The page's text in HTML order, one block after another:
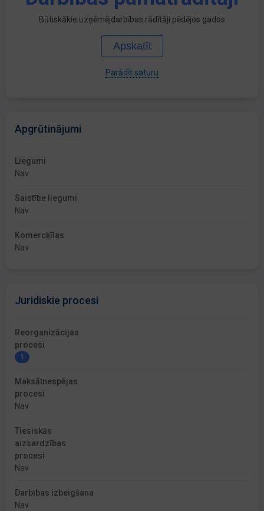
Būtiskākie uzņēmējdarbības rādītāji pēdējos gados
Apskatīt
Parādīt saturu
Apgrūtinājumi
Liegumi
Nav
Saistītie liegumi
Nav
Komercķīlas
Nav
Juridiskie procesi
Reorganizācijas
procesi
1
Maksātnespējas
procesi
Nav
Tiesiskās
aizsardzības
procesi
Nav
Darbības izbeigšana
Nav